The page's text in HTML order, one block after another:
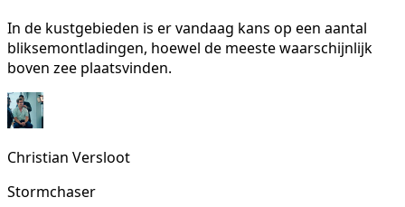
In de kustgebieden is er vandaag kans op een aantal
bliksemontladingen, hoewel de meeste waarschijnlijk
boven zee plaatsvinden.
Christian Versloot
Stormchaser